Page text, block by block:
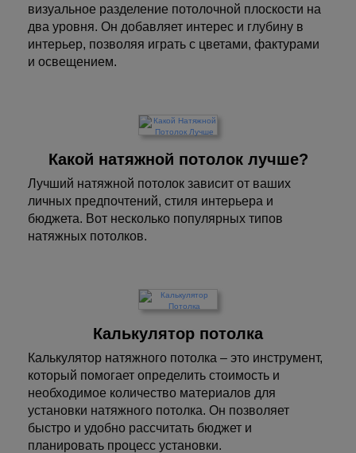
визуальное разделение потолочной плоскости на
два уровня. Он добавляет интерес и глубину в
интерьер, позволяя играть с цветами, фактурами
и освещением.
Какой натяжной потолок лучше?
Лучший натяжной потолок зависит от ваших
личных предпочтений, стиля интерьера и
бюджета. Вот несколько популярных типов
натяжных потолков.
Калькулятор потолка
Калькулятор натяжного потолка – это инструмент,
который помогает определить стоимость и
необходимое количество материалов для
установки натяжного потолка. Он позволяет
быстро и удобно рассчитать бюджет и
планировать процесс установки.